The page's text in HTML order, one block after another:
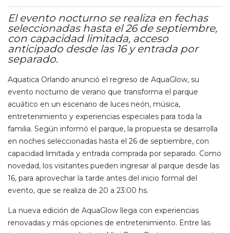
El evento nocturno se realiza en fechas
seleccionadas hasta el 26 de septiembre,
con capacidad limitada, acceso
anticipado desde las 16 y entrada por
separado.
Aquatica Orlando anunció el regreso de AquaGlow, su
evento nocturno de verano que transforma el parque
acuático en un escenario de luces neón, música,
entretenimiento y experiencias especiales para toda la
familia. Según informó el parque, la propuesta se desarrolla
en noches seleccionadas hasta el 26 de septiembre, con
capacidad limitada y entrada comprada por separado. Como
novedad, los visitantes pueden ingresar al parque desde las
16, para aprovechar la tarde antes del inicio formal del
evento, que se realiza de 20 a 23:00 hs.
La nueva edición de AquaGlow llega con experiencias
renovadas y más opciones de entretenimiento. Entre las